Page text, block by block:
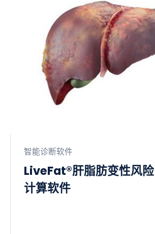
智能诊断软件
LiveFat®肝脂肪变性风险
计算软件